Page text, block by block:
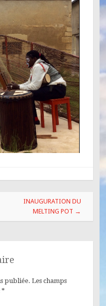
INAUGURATION DU
MELTING POT →
publiée. Les champs
*